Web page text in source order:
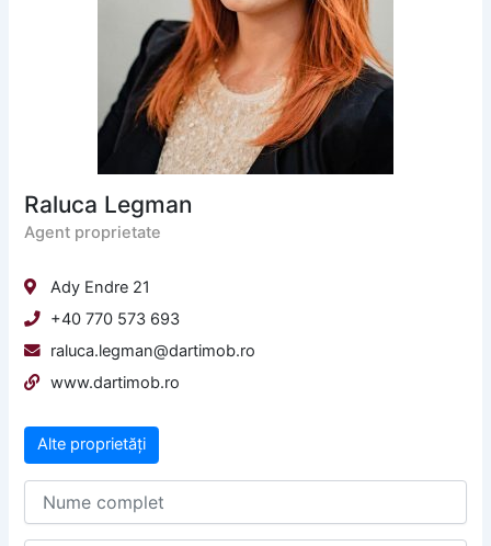
Raluca Legman
Agent proprietate
Ady Endre 21
+40 770 573 693
raluca.legman@dartimob.ro
www.dartimob.ro
Alte proprietăți